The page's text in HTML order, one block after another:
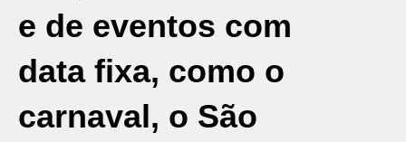
e de eventos com
data fixa, como o
carnaval, o São